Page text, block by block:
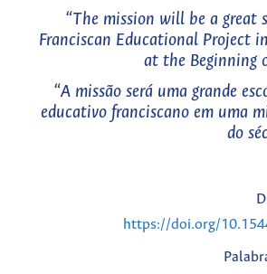
“The mission will be a great
Franciscan Educational Project
at the Beginning
“A missão será uma grande
educativo franciscano em uma
do
https://doi.org/